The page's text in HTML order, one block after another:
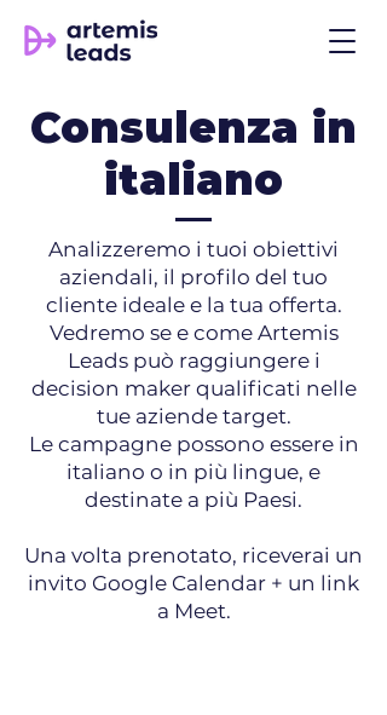
Consulenza in
italiano
Analizzeremo i tuoi obiettivi
aziendali, il profilo del tuo
cliente ideale e la tua offerta.
Vedremo se e come Artemis
Leads può raggiungere i
decision maker qualificati nelle
tue aziende target.
Le campagne possono essere in
italiano o in più lingue, e
destinate a più Paesi.
Una volta prenotato, riceverai un
invito Google Calendar + un link
a Meet.